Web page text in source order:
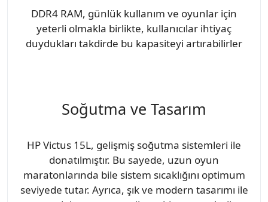
DDR4 RAM, günlük kullanım ve oyunlar için
yeterli olmakla birlikte, kullanıcılar ihtiyaç
duydukları takdirde bu kapasiteyi artırabilirler
Soğutma ve Tasarım
HP Victus 15L, gelişmiş soğutma sistemleri ile
donatılmıştır. Bu sayede, uzun oyun
maratonlarında bile sistem sıcaklığını optimum
seviyede tutar. Ayrıca, şık ve modern tasarımı ile